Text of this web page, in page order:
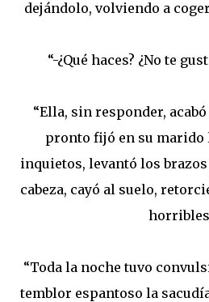
dejándolo, volviendo a
“-¿Qué haces? ¿No te
“Ella, sin responder,
pronto fijó en su marido
inquietos, levantó los brazos
cabeza, cayó al suelo,
“Toda la noche tuvo
temblor espantoso la